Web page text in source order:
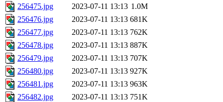
256475.jpg
2023-07-11 13:13 1.0M
256476.jpg
2023-07-11 13:13 681K
256477.jpg
2023-07-11 13:13 762K
256478.jpg
2023-07-11 13:13 887K
256479.jpg
2023-07-11 13:13 707K
256480.jpg
2023-07-11 13:13 927K
256481.jpg
2023-07-11 13:13 963K
256482.jpg
2023-07-11 13:13 751K